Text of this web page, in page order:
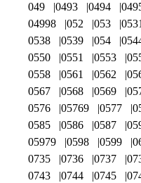
049
0493 0494
04998
052 053 0531
0538
0539 054
0550
0551 0553
0558
0561 0562
0567
0568 0569
0576
05769 0577
0585
0586 0587
05979
0598 0599
0735
0736 0737
0743
0744 0745